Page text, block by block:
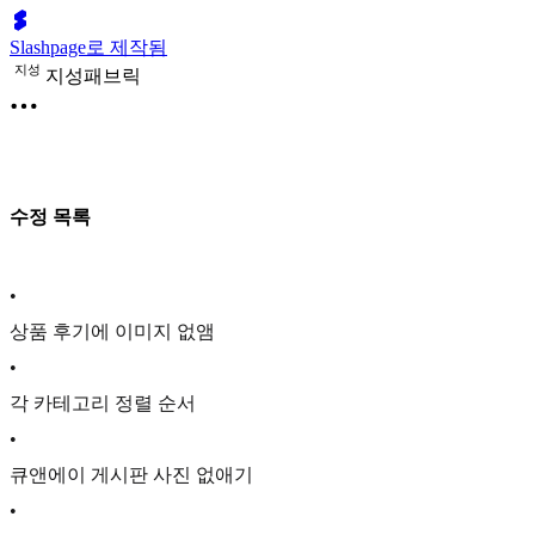
Slashpage로 제작됨
지성 지성패브릭
수정 목록
•
상품 후기에 이미지 없앰
•
각 카테고리 정렬 순서
•
큐앤에이 게시판 사진 없애기
•